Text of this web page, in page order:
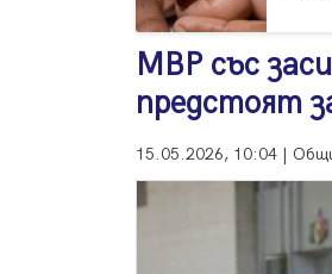
МВР със
предстоят
15.05.2026, 10:04 |